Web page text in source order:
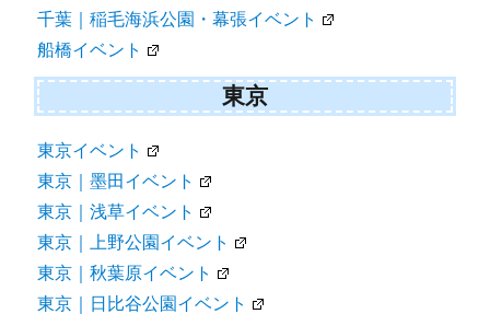
千葉｜稲毛海浜公園・幕張イベント
船橋イベント
東京
東京イベント
東京｜墨田イベント
東京｜浅草イベント
東京｜上野公園イベント
東京｜秋葉原イベント
東京｜日比谷公園イベント